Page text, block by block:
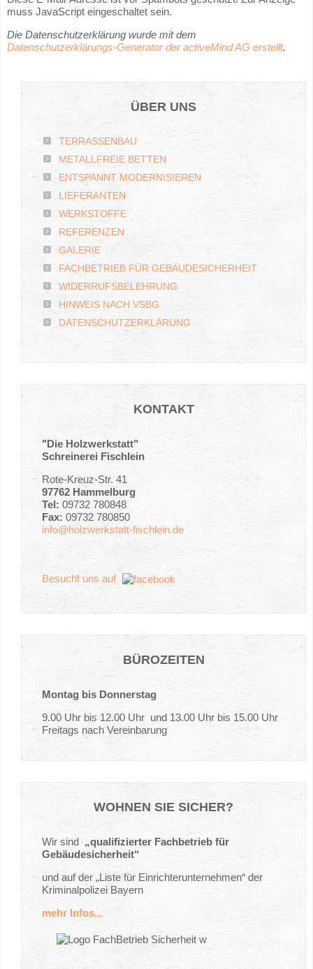
muss JavaScript eingeschaltet sein.
Die Datenschutzerklärung wurde mit dem
Datenschutzerklärungs-Generator der activeMind AG erstellt.
ÜBER UNS
TERRASSENBAU
METALLFREIE BETTEN
ENTSPANNT MODERNISIEREN
LIEFERANTEN
WERKSTOFFE
REFERENZEN
GALERIE
FACHBETRIEB FÜR GEBÄUDESICHERHEIT
WIDERRUFSBELEHRUNG
HINWEIS NACH VSBG
DATENSCHUTZERKLÄRUNG
KONTAKT
"Die Holzwerkstatt"
Schreinerei Fischlein
Rote-Kreuz-Str. 41
97762 Hammelburg
Tel: 09732 780848
Fax: 09732 780850
info@holzwerkstatt-fischlein.de
Besucht uns auf
BÜROZEITEN
Montag bis Donnerstag
9.00 Uhr bis 12.00 Uhr und 13.00 Uhr bis 15.00 Uhr
Freitags nach Vereinbarung
WOHNEN SIE SICHER?
Wir sind„qualifizierter Fachbetrieb für
Gebäudesicherheit“
und auf der „Liste für Einrichterunternehmen“ der
Kriminalpolizei Bayern
mehr Infos...